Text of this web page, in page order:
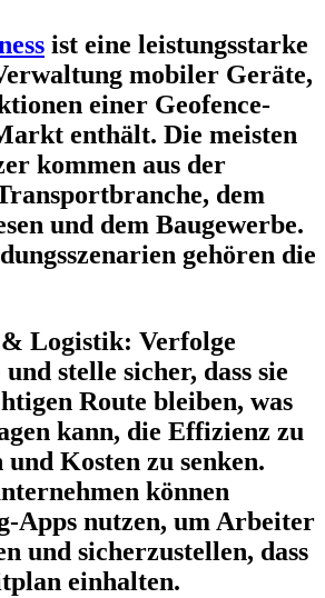
ist eine leistungsstarke
mobiler Geräte,
einer Geofence-
enthält. Die meisten
kommen aus der
dem
und dem Baugewerbe.
gehören die
Logistik: Verfolge
stelle sicher, dass sie
Route bleiben, was
kann, die Effizienz zu
und Kosten zu senken.
können
Apps nutzen, um Arbeiter
und sicherzustellen, dass
einhalten.